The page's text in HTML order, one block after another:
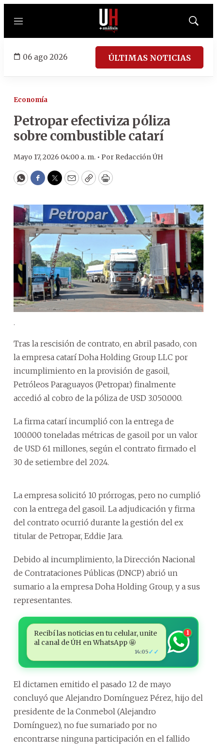
Menú
Mostrar
06 ago 2026 ÚLTIMAS NOTICIAS
Economía
Petropar efectiviza póliza
sobre combustible catarí
Mayo 17, 2026 04:00 a. m. • Por Redacción ÚH
WhatsApp
Facebook
Twitter
EmailCopyPrint
.
Tras la rescisión de contrato, en abril pasado, con
la empresa catarí Doha Holding Group LLC por
incumplimiento en la provisión de gasoil,
Petróleos Paraguayos (Petropar) finalmente
accedió al cobro de la póliza de USD 3.050.000.
La firma catarí incumplió con la entrega de
100.000 toneladas métricas de gasoil por un valor
de USD 61 millones, según el contrato firmado el
30 de setiembre del 2024.
La empresa solicitó 10 prórrogas, pero no cumplió
con la entrega del gasoil. La adjudicación y firma
del contrato ocurrió durante la gestión del ex
titular de Petropar, Eddie Jara.
Debido al incumplimiento, la Dirección Nacional
de Contrataciones Públicas (DNCP) abrió un
sumario a la empresa Doha Holding Group, y a sus
representantes.
Recibí las noticias en tu celular, unite
al canal de ÚH en WhatsApp 🤩
14:05✓✓
1
El dictamen emitido el pasado 12 de mayo
concluyó que Alejandro Domínguez Pérez, hijo del
presidente de la Conmebol (Alejandro
Domínguez), no fue sumariado por no
encontrarse ninguna participación en el fallido